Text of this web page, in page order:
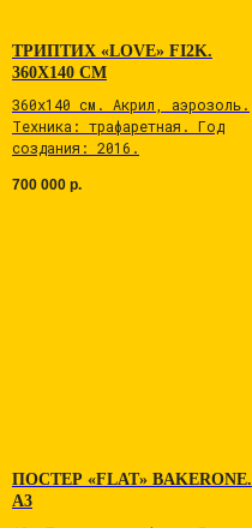
ТРИПТИХ «LOVE» FI2K.
360Х140 СМ
360х140 см. Акрил, аэрозоль.
Техника: трафаретная. Год
создания: 2016.
700 000 р.
ПОСТЕР «FLAT» BAKERONE.
А3